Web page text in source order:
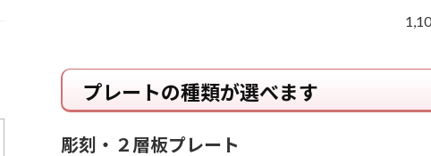
プレートの種類が選べます
彫刻・２層板プレート